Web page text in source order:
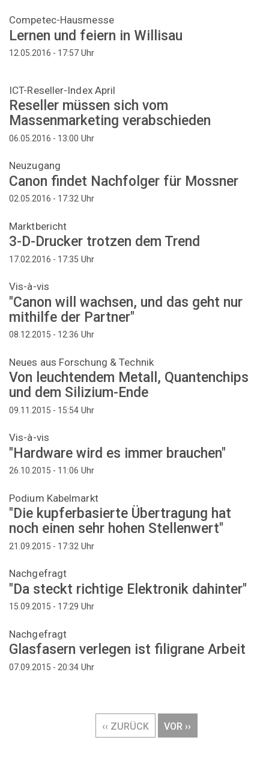
Competec-Hausmesse
Lernen und feiern in Willisau
12.05.2016 - 17:57 Uhr
ICT-Reseller-Index April
Reseller müssen sich vom
Massenmarketing verabschieden
06.05.2016 - 13:00 Uhr
Neuzugang
Canon findet Nachfolger für Mossner
02.05.2016 - 17:32 Uhr
Marktbericht
3-D-Drucker trotzen dem Trend
17.02.2016 - 17:35 Uhr
Vis-à-vis
"Canon will wachsen, und das geht nur
mithilfe der Partner"
08.12.2015 - 12:36 Uhr
Neues aus Forschung & Technik
Von leuchtendem Metall, Quantenchips
und dem Silizium-Ende
09.11.2015 - 15:54 Uhr
Vis-à-vis
"Hardware wird es immer brauchen"
26.10.2015 - 11:06 Uhr
Podium Kabelmarkt
"Die kupferbasierte Übertragung hat
noch einen sehr hohen Stellenwert"
21.09.2015 - 17:32 Uhr
Nachgefragt
"Da steckt richtige Elektronik dahinter"
15.09.2015 - 17:29 Uhr
Nachgefragt
Glasfasern verlegen ist filigrane Arbeit
07.09.2015 - 20:34 Uhr
VORHERIGE
SEITE
‹‹ ZURÜCK
NÄCHSTE
SEITE
VOR ››